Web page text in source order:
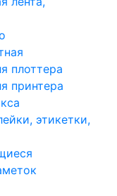
плоттера
принтера
этикетки,